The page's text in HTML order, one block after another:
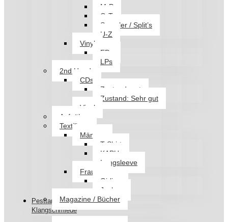
M-P
Q-T
Sampler / Split’s
U-Z
Vinyl
EPs
LPs
2nd Hand
CDs
Zustand: gut
Zustand: Sehr gut
Vinyl
Aufnäher
Textilien
Männer
T-Shirt
KAPU
Longsleeve
Frauen
Girlies
Jacken
Magazine / Bücher
Pesttanz
Klangschmiede